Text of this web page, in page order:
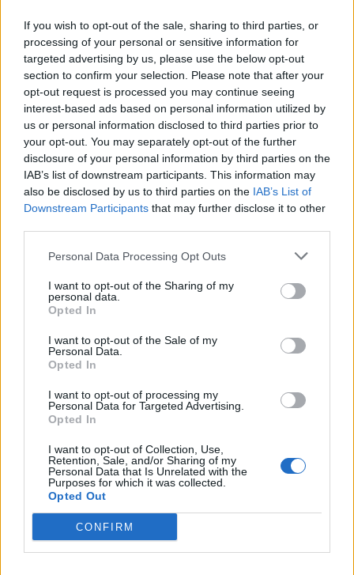
If you wish to opt-out of the sale, sharing to third parties, or
processing of your personal or sensitive information for
targeted advertising by us, please use the below opt-out
section to confirm your selection. Please note that after your
opt-out request is processed you may continue seeing
interest-based ads based on personal information utilized by
us or personal information disclosed to third parties prior to
your opt-out. You may separately opt-out of the further
disclosure of your personal information by third parties on the
IAB’s list of downstream participants. This information may
also be disclosed by us to third parties on the IAB’s List of
Downstream Participants that may further disclose it to other
Personal Data Processing Opt Outs
I want to opt-out of the Sharing of my
personal data.
Opted In
I want to opt-out of the Sale of my
Personal Data.
Opted In
I want to opt-out of processing my
Personal Data for Targeted Advertising.
Opted In
I want to opt-out of Collection, Use,
Retention, Sale, and/or Sharing of my
Personal Data that Is Unrelated with the
Purposes for which it was collected.
Opted Out
CONFIRM